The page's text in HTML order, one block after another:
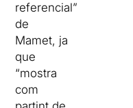
referencial”
de
Mamet, ja
que
“mostra
com